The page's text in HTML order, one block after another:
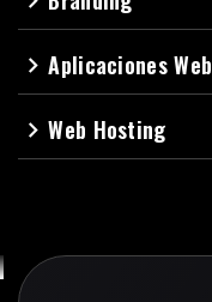
navigate_nextAplicaciones Web
navigate_nextWeb Hosting